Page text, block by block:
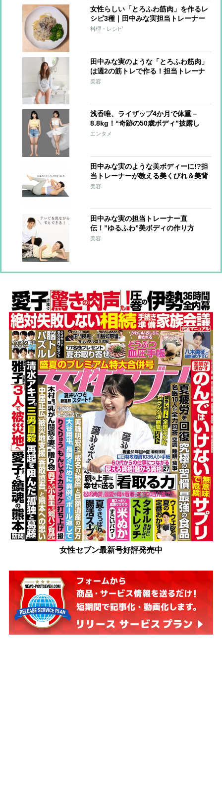
女性らしい「とろふわ筋肉」を作るレ
シピ3種｜田中みな実担当トレーナー
が教える6つのルールも紹介
料理・レシピ
田中みな実のような「とろふわ筋肉」
は週2の筋トレで作る！担当トレーナ
ーが教える簡単メソッド
美容
浅香唯、ライザップ4か月で体重－
8.8kg！“奇跡の50歳ボディ”披露し
「ビキニを着たい」
エンタメ
田中みな実のような美ボディーに!?担
当トレーナーが教える美くびれ＆美背
中の作り方
美容
田中みな実の担当トレーナー直
伝！”ゆるふわ”美ボディの作り方
美容
女性セブン最新号好評発売中